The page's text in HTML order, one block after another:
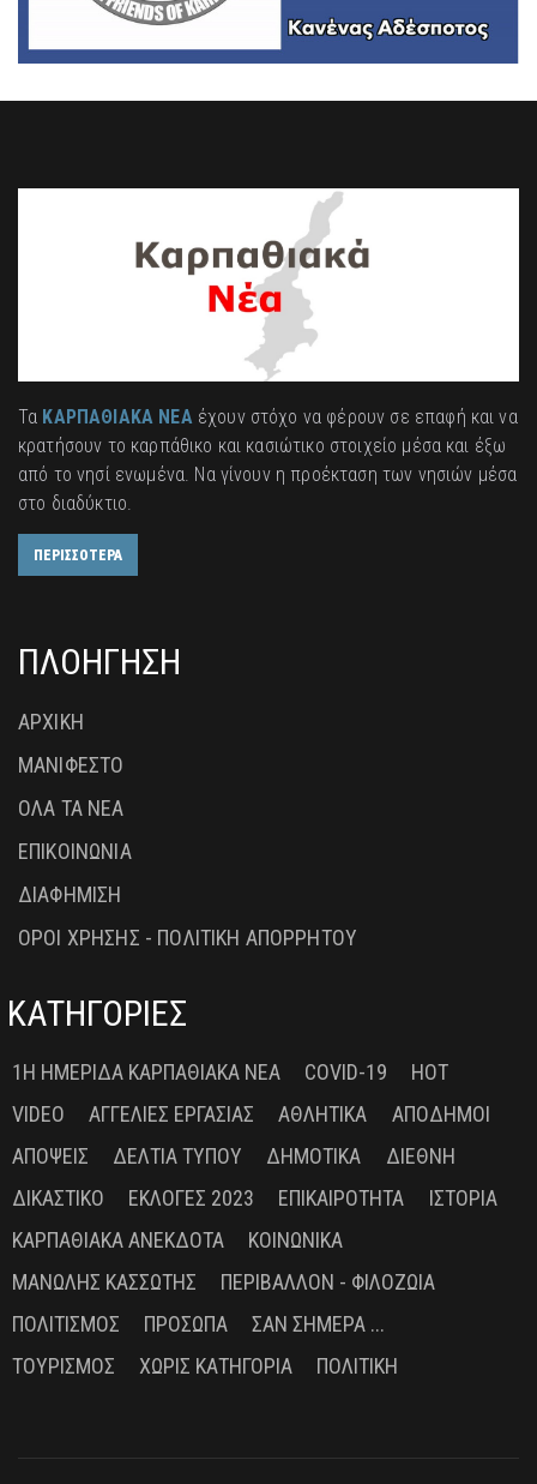
Τα ΚΑΡΠΑΘΙΑΚΑ ΝΕΑέχουν στόχο να φέρουν σε επαφή και να
κρατήσουν το καρπάθικο και κασιώτικο στοιχείο μέσα και έξω
από το νησί ενωμένα. Να γίνουν η προέκταση των νησιών μέσα
στο διαδύκτιο.
ΠΕΡΙΣΣΟΤΕΡΑ
ΠΛΟΗΓΗΣΗ
ΑΡΧΙΚΗ
ΜΑΝΙΦΕΣΤΟ
ΟΛΑ ΤΑ ΝΕΑ
ΕΠΙΚΟΙΝΩΝΙΑ
ΔΙΑΦΗΜΙΣΗ
ΟΡΟΙ ΧΡΗΣΗΣ - ΠΟΛΙΤΙΚΗ ΑΠΟΡΡΗΤΟΥ
ΚΑΤΗΓΟΡΙΕΣ
1Η ΗΜΕΡΊΔΑ ΚΑΡΠΑΘΙΑΚΆ ΝΈΑ COVID-19
HOT
VIDEO
ΑΓΓΕΛΊΕΣ ΕΡΓΑΣΊΑΣ ΑΘΛΗΤΙΚΆ
ΑΠΌΔΗΜΟΙ
ΑΠΌΨΕΙΣ
ΔΕΛΤΊΑ ΤΎΠΟΥ ΔΗΜΟΤΙΚΆ
ΔΙΕΘΝΉ
ΔΙΚΑΣΤΙΚΌ
ΕΚΛΟΓΈΣ 2023 ΕΠΙΚΑΙΡΌΤΗΤΑ
ΙΣΤΟΡΊΑ
ΚΑΡΠΑΘΙΑΚΆ ΑΝΈΚΔΟΤΑ
ΚΟΙΝΩΝΙΚΆ
ΜΑΝΏΛΗΣ ΚΑΣΣΏΤΗΣ
ΠΕΡΙΒΆΛΛΟΝ - ΦΙΛΟΖΩΊΑ
ΠΟΛΙΤΙΣΜΌΣ
ΠΡΌΣΩΠΑ
ΣΑΝ ΣΉΜΕΡΑ ...
ΤΟΥΡΙΣΜΌΣ
ΧΩΡΊΣ ΚΑΤΗΓΟΡΊΑ ΠΟΛΙΤΙΚΉ